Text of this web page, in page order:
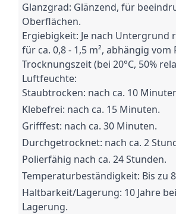
Glanzgrad: Glänzend, für
Oberflächen.
Ergiebigkeit: Je nach Untergrund
für ca. 0,8 - 1,5 m², abhängig vom
Trocknungszeit (bei 20°C, 50%
Luftfeuchte:
Staubtrocken: nach ca. 10
Klebefrei: nach ca. 15 Minuten.
Grifffest: nach ca. 30 Minuten.
Durchgetrocknet: nach ca. 2
Polierfähig nach ca. 24 Stunden.
Temperaturbeständigkeit: Bis zu
Haltbarkeit/Lagerung: 10 Jahre
Lagerung.